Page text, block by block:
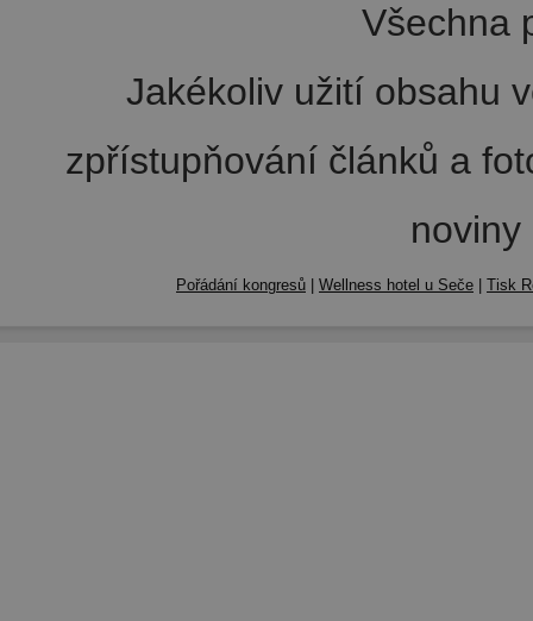
Všechna
Jakékoliv užití obsahu
zpřístupňování článků a
Pořádání kongresů Wellness hotel u Seče Tisk